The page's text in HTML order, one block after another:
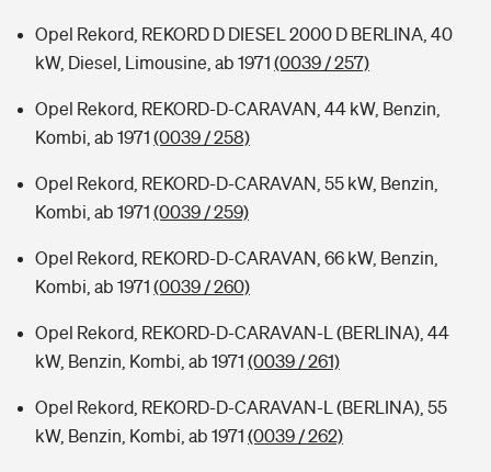
Opel Rekord, REKORD D DIESEL 2000 D BERLINA, 40
kW, Diesel, Limousine, ab 1971 (0039 / 257)
Opel Rekord, REKORD-D-CARAVAN, 44 kW, Benzin,
Kombi, ab 1971 (0039 / 258)
Opel Rekord, REKORD-D-CARAVAN, 55 kW, Benzin,
Kombi, ab 1971 (0039 / 259)
Opel Rekord, REKORD-D-CARAVAN, 66 kW, Benzin,
Kombi, ab 1971 (0039 / 260)
Opel Rekord, REKORD-D-CARAVAN-L (BERLINA), 44
kW, Benzin, Kombi, ab 1971 (0039 / 261)
Opel Rekord, REKORD-D-CARAVAN-L (BERLINA), 55
kW, Benzin, Kombi, ab 1971 (0039 / 262)